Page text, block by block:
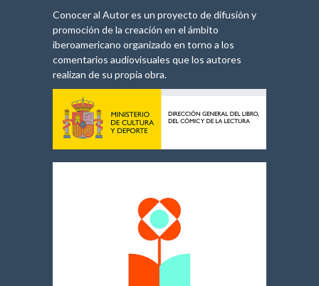
Conocer al Autor es un proyecto de difusión y
promoción de la creación en el ámbito
iberoamericano organizado en torno a los
comentarios audiovisuales que los autores
realizan de su propia obra.